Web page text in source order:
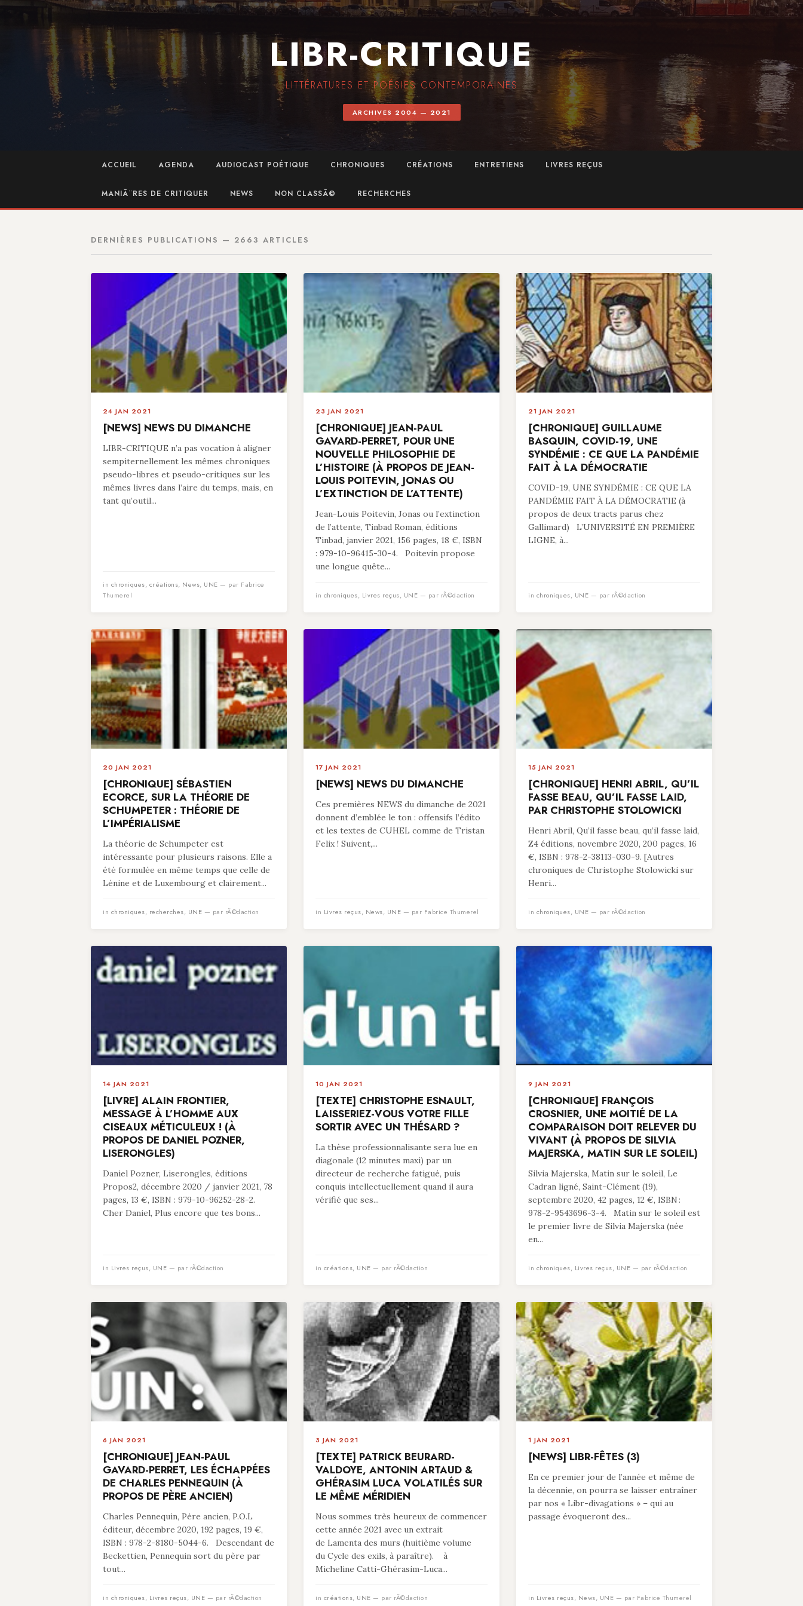
LIBR-CRITIQUE
LITTÉRATURES ET POÉSIES CONTEMPORAINES
ARCHIVES 2004 — 2021
ACCUEIL AGENDA AUDIOCAST POÉTIQUE CHRONIQUES CRÉATIONS ENTRETIENS LIVRES REÇUS
MANIÃ¨RES DE CRITIQUER NEWS NON CLASSÃ© RECHERCHES
DERNIÈRES PUBLICATIONS — 2663 ARTICLES
24 JAN 2021
[NEWS] NEWS DU DIMANCHE
LIBR-CRITIQUE n’a pas vocation à aligner
sempiternellement les mêmes chroniques
pseudo-libres et pseudo-critiques sur les
mêmes livres dans l’aire du temps, mais, en
tant qu’outil...
in chroniques, créations, News, UNE — par Fabrice
Thumerel
23 JAN 2021
[CHRONIQUE] JEAN-PAUL
GAVARD-PERRET, POUR UNE
NOUVELLE PHILOSOPHIE DE
L’HISTOIRE (À PROPOS DE JEAN-
LOUIS POITEVIN, JONAS OU
L’EXTINCTION DE L’ATTENTE)
Jean-Louis Poitevin, Jonas ou l’extinction
de l’attente, Tinbad Roman, éditions
Tinbad, janvier 2021, 156 pages, 18 €, ISBN
: 979-10-96415-30-4. Poitevin propose
une longue quête...
in chroniques, Livres reçus, UNE — par rÃ©daction
21 JAN 2021
[CHRONIQUE] GUILLAUME
BASQUIN, COVID-19, UNE
SYNDÉMIE : CE QUE LA PANDÉMIE
FAIT À LA DÉMOCRATIE
COVID-19, UNE SYNDÉMIE : CE QUE LA
PANDÉMIE FAIT À LA DÉMOCRATIE (à
propos de deux tracts parus chez
Gallimard) L’UNIVERSITÉ EN PREMIÈRE
LIGNE, à...
in chroniques, UNE — par rÃ©daction
20 JAN 2021
[CHRONIQUE] SÉBASTIEN
ECORCE, SUR LA THÉORIE DE
SCHUMPETER : THÉORIE DE
L’IMPÉRIALISME
La théorie de Schumpeter est
intéressante pour plusieurs raisons. Elle a
été formulée en même temps que celle de
Lénine et de Luxembourg et clairement...
in chroniques, recherches, UNE — par rÃ©daction
17 JAN 2021
[NEWS] NEWS DU DIMANCHE
Ces premières NEWS du dimanche de 2021
donnent d’emblée le ton : offensifs l’édito
et les textes de CUHEL comme de Tristan
Felix ! Suivent,...
in Livres reçus, News, UNE — par Fabrice Thumerel
15 JAN 2021
[CHRONIQUE] HENRI ABRIL, QU’IL
FASSE BEAU, QU’IL FASSE LAID,
PAR CHRISTOPHE STOLOWICKI
Henri Abril, Qu’il fasse beau, qu’il fasse laid,
Z4 éditions, novembre 2020, 200 pages, 16
€, ISBN : 978-2-38113-030-9. [Autres
chroniques de Christophe Stolowicki sur
Henri...
in chroniques, UNE — par rÃ©daction
14 JAN 2021
[LIVRE] ALAIN FRONTIER,
MESSAGE À L’HOMME AUX
CISEAUX MÉTICULEUX ! (À
PROPOS DE DANIEL POZNER,
LISERONGLES)
Daniel Pozner, Liserongles, éditions
Propos2, décembre 2020 / janvier 2021, 78
pages, 13 €, ISBN : 979-10-96252-28-2.
Cher Daniel, Plus encore que tes bons...
in Livres reçus, UNE — par rÃ©daction
10 JAN 2021
[TEXTE] CHRISTOPHE ESNAULT,
LAISSERIEZ-VOUS VOTRE FILLE
SORTIR AVEC UN THÉSARD ?
La thèse professionnalisante sera lue en
diagonale (12 minutes maxi) par un
directeur de recherche fatigué, puis
conquis intellectuellement quand il aura
vérifié que ses...
in créations, UNE — par rÃ©daction
9 JAN 2021
[CHRONIQUE] FRANÇOIS
CROSNIER, UNE MOITIÉ DE LA
COMPARAISON DOIT RELEVER DU
VIVANT (À PROPOS DE SILVIA
MAJERSKA, MATIN SUR LE SOLEIL)
Silvia Majerska, Matin sur le soleil, Le
Cadran ligné, Saint-Clément (19),
septembre 2020, 42 pages, 12 €, ISBN :
978-2-9543696-3-4. Matin sur le soleil est
le premier livre de Silvia Majerska (née
en...
in chroniques, Livres reçus, UNE — par rÃ©daction
6 JAN 2021
[CHRONIQUE] JEAN-PAUL
GAVARD-PERRET, LES ÉCHAPPÉES
DE CHARLES PENNEQUIN (À
PROPOS DE PÈRE ANCIEN)
Charles Pennequin, Père ancien, P.O.L
éditeur, décembre 2020, 192 pages, 19 €,
ISBN : 978-2-8180-5044-6. Descendant de
Beckettien, Pennequin sort du père par
tout...
in chroniques, Livres reçus, UNE — par rÃ©daction
3 JAN 2021
[TEXTE] PATRICK BEURARD-
VALDOYE, ANTONIN ARTAUD &
GHÉRASIM LUCA VOLATILÉS SUR
LE MÊME MÉRIDIEN
Nous sommes très heureux de commencer
cette année 2021 avec un extrait
de Lamenta des murs (huitième volume
du Cycle des exils, à paraître). à
Micheline Catti-Ghérasim-Luca...
in créations, UNE — par rÃ©daction
1 JAN 2021
[NEWS] LIBR-FÊTES (3)
En ce premier jour de l’année et même de
la décennie, on pourra se laisser entraîner
par nos « Libr-divagations » – qui au
passage évoqueront des...
in Livres reçus, News, UNE — par Fabrice Thumerel